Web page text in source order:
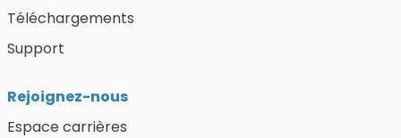
Téléchargements
Support
Rejoignez-nous
Espace carrières